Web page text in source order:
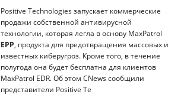
Positive Technologies запускает коммерческие
продажи собственной антивирусной
технологии, которая легла в основу MaxPatrol
EPP, продукта для предотвращения массовых и
известных киберугроз. Кроме того, в течение
полугода она будет бесплатна для клиентов
MaxPatrol EDR. Об этом CNews сообщили
представители Positive Te